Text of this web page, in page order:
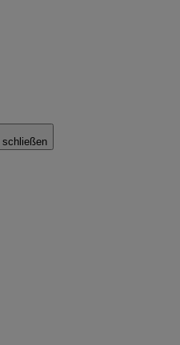
schließen